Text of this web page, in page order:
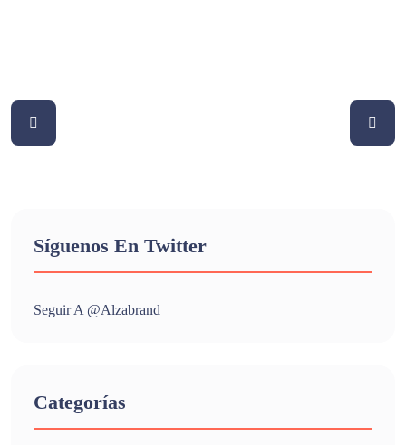
Síguenos En Twitter
Seguir A @alzabrand
Categorías